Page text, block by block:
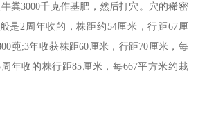
粪3000千克作基肥，然后打穴。穴的稀密
是2周年收的，株距约54厘米，行距67厘
蔸;3年收获株距60厘米，行距70厘米，每
年收的株行距85厘米，每667平方米约栽